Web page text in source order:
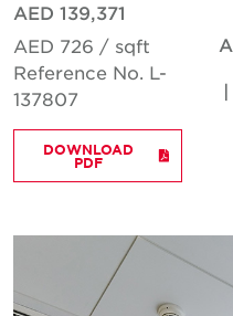
AED 139,371
AED 726 / sqft
Reference No. L-
137807
DOWNLOAD
PDF